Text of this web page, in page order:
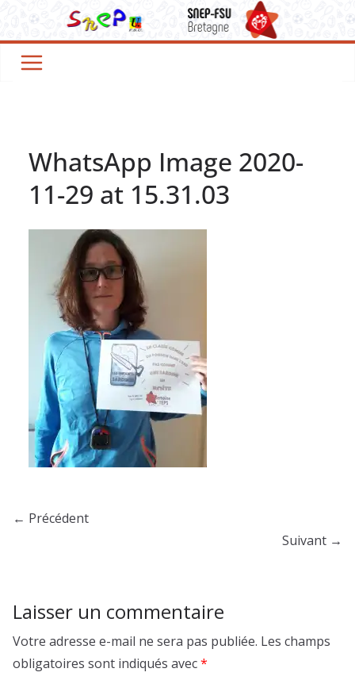
contenu
WhatsApp Image 2020-
11-29 at 15.31.03
← Précédent
Suivant →
Laisser un commentaire
Votre adresse e-mail ne sera pas publiée. Les champs
obligatoires sont indiqués avec*